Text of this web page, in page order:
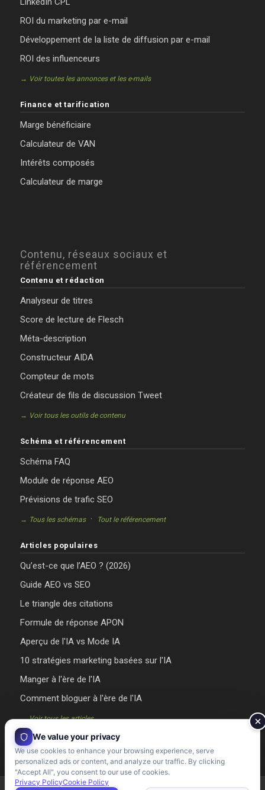
ROI du marketing par e-mail
Développement de la liste de diffusion par e-mail
ROI des influenceurs
→ Voir toutes les annonces et les e-mails
Finance et tarification
Marge bénéficiaire
Calculateur de VAN
Intérêts composés
Calculateur de marge
Contenu, réseaux sociaux et
référencement
Contenu et rédaction
Analyseur de titres
Score de lecture de Flesch
Méta-description
Constructeur AIDA
Compteur de mots
Créateur de fils de discussion Tweet
→ Voir tous les outils de contenu
Schéma et référencement
Schéma FAQ
Module de réponse AEO
Prévisions de trafic SEO
→ Tous les schémas· Tout le référencement
Articles populaires
Qu’est-ce que l’AEO ? (2026)
Guide AEO vs SEO
Le triangle des citations
Formule de réponse APON
Aperçu de l'IA vs Mode IA
10 stratégies marketing basées sur l'IA
Manger à l'ère de l'IA
Comment bloguer à l'ère de l'IA
→ Voir tous les articles
We value your privacy
We use cookies to enhance your browsing experience, serve
personalized ads or content, and analyze our traffic. By clicking
"Accept All", you consent to our use of cookies.
Privacy PolicyCookie Policy